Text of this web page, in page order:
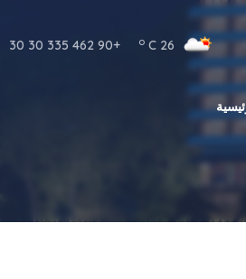
+90 462 335 30 30 26
o C